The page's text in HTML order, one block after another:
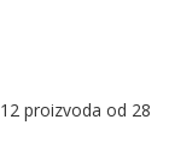
12 proizvoda od 28